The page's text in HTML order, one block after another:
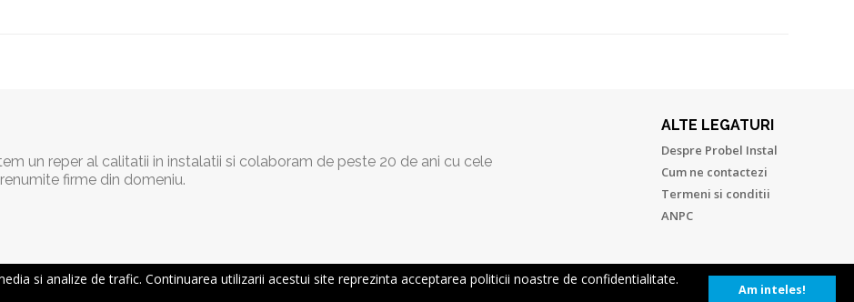
si analize de trafic. Continuarea utilizarii acestui site reprezinta acceptarea politicii noastre de confidentialitate.
Am inteles!
un reper al calitatii in instalatii si colaboram de peste 20 de ani cu cele
firme din domeniu.
ALTE LEGATURI
Despre Probel Instal
Cum ne contactezi
Termeni si conditii
ANPC